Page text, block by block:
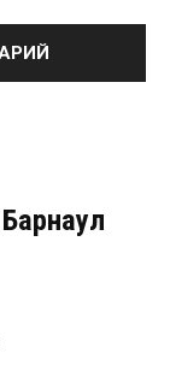
Барнаул